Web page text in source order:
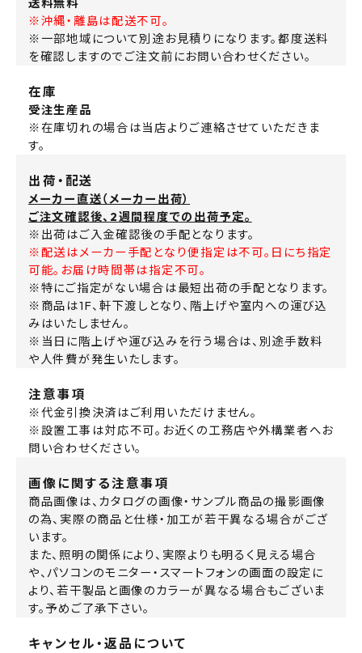
送料無料
※沖縄・離島は配送不可。
※一部地域について別途お見積りになります。都度送料
を確認しますのでご注文前にお問い合わせください。
在庫
受注生産品
※在庫切れの場合は当店よりご連絡させていただきま
す。
出荷・配送
メーカー直送（メーカー出荷）
ご注文確認後、2週間程度での出荷予定。
※出荷はご入金確認後の手配となります。
※配送はメーカー手配となり便指定は不可。日にち指定
可能。お届け時間帯は指定不可。
※特にご指定がない場合は最短出荷の手配となります。
※商品は1F、軒下渡しとなり、階上げや室内への運び込
みはいたしません。
※当日に階上げや運び込みを行う場合は、別途手数料
や人件費が発生いたします。
注意事項
※代金引換決済はご利用いただけません。
※設置工事は対応不可。お近くの工務店や外構業者へお
問い合わせください。
画像に関する注意事項
商品画像は、カタログの画像・サンプル商品の撮影画像
の為、実際の商品と仕様・加工が若干異なる場合がござ
います。
また、照明の関係により、実際よりも明るく見える場合
や、パソコンのモニター・スマートフォンの画面の設定に
より、若干製品と画像のカラーが異なる場合もございま
す。予めご了承下さい。
キャンセル・返品について